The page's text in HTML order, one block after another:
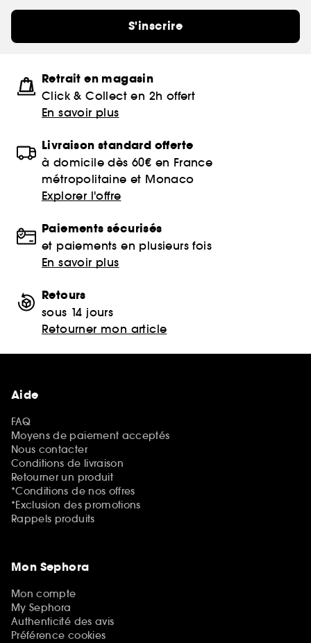
S'inscrire
Retrait en magasin
Click & Collect en 2h offert
En savoir plus
Livraison standard offerte
à domicile dès 60€ en France
métropolitaine et Monaco
Explorer l'offre
Paiements sécurisés
et paiements en plusieurs fois
En savoir plus
Retours
sous 14 jours
Retourner mon article
Aide
FAQ
Moyens de paiement acceptés
Nous contacter
Conditions de livraison
Retourner un produit
*Conditions de nos offres
*Exclusion des promotions
Rappels produits
Mon Sephora
Mon compte
My Sephora
Authenticité des avis
Préférence cookies